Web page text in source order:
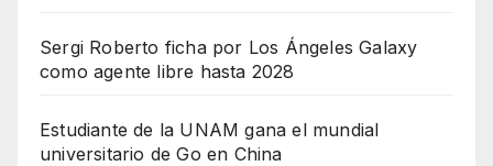
Sergi Roberto ficha por Los Ángeles Galaxy
como agente libre hasta 2028
Estudiante de la UNAM gana el mundial
universitario de Go en China